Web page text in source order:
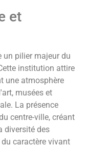
et
un pilier majeur du
institution attire
une atmosphère
musées et
La présence
centre-ville, créant
diversité des
caractère vivant